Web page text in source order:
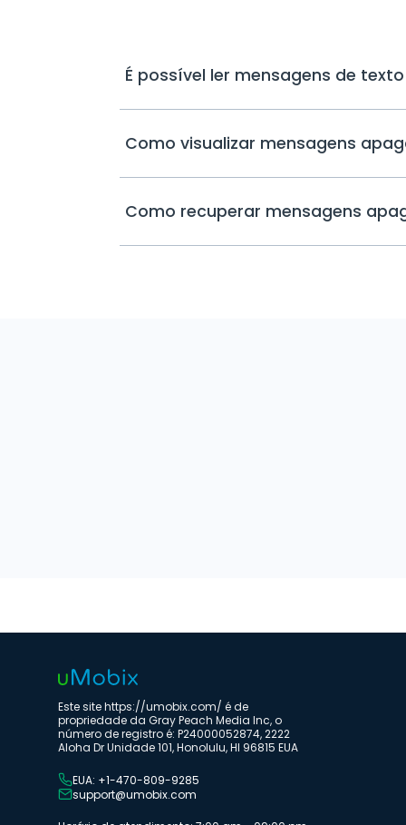
É possível ler mensagens de
Como visualizar mensagens
Como recuperar mensagens
Este site https://umobix.com/ é de
propriedade da Gray Peach Media Inc, o
número de registro é: P24000052874, 2222
Aloha Dr Unidade 101, Honolulu, HI 96815 EUA
EUA: +1-470-809-9285
support@umobix.com